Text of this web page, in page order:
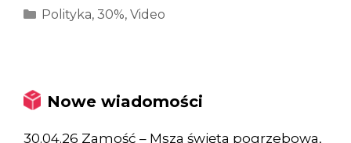
Kategorie
Polityka, 30%, Video
Nowe wiadomości
30.04.26 Zamość – Msza święta pogrzebowa,